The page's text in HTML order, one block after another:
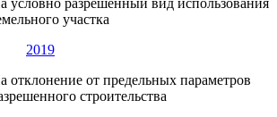
участка
2019
отклонение от предельных параметров
строительства